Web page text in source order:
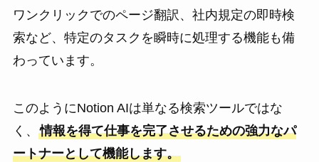
ワンクリックでのページ翻訳、社内規定の即時検
索など、特定のタスクを瞬時に処理する機能も備
わっています。
このようにNotion AIは単なる検索ツールではな
く、 情報を得て仕事を完了させるための強力なパ
ートナーとして機能します。